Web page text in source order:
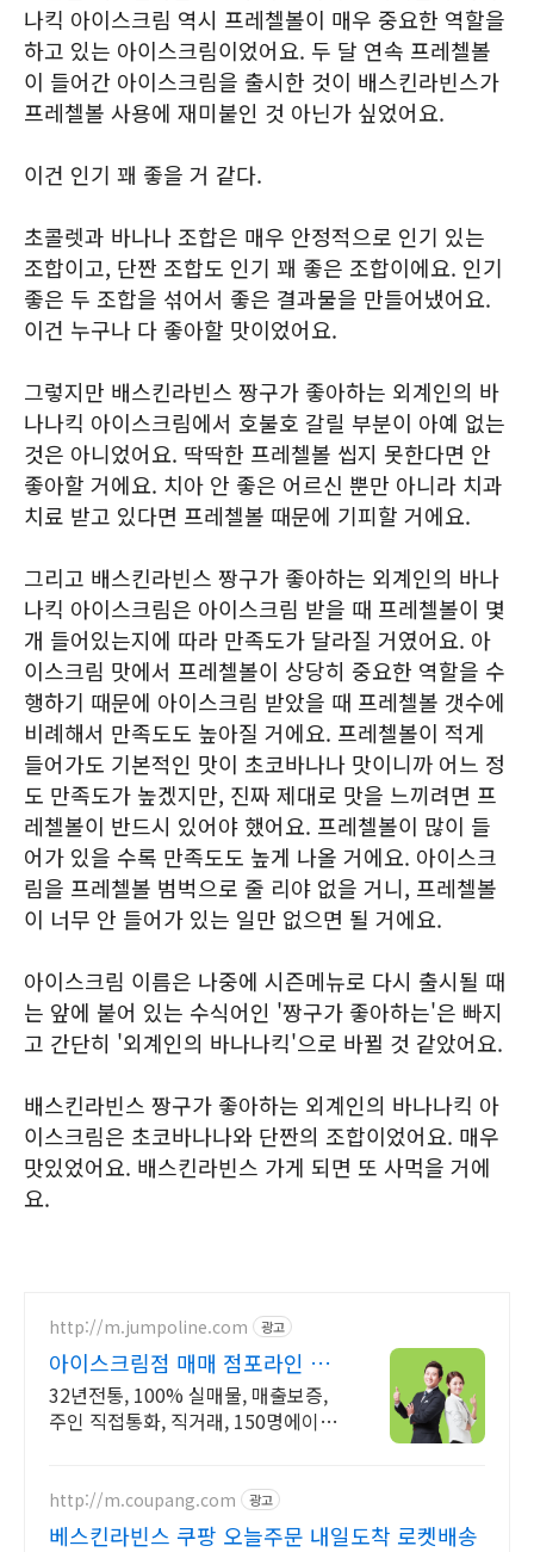
나킥 아이스크림 역시 프레첼볼이 매우 중요한 역할을
하고 있는 아이스크림이었어요. 두 달 연속 프레첼볼
이 들어간 아이스크림을 출시한 것이 배스킨라빈스가
프레첼볼 사용에 재미붙인 것 아닌가 싶었어요.
이건 인기 꽤 좋을 거 같다.
초콜렛과 바나나 조합은 매우 안정적으로 인기 있는
조합이고, 단짠 조합도 인기 꽤 좋은 조합이에요. 인기
좋은 두 조합을 섞어서 좋은 결과물을 만들어냈어요.
이건 누구나 다 좋아할 맛이었어요.
그렇지만 배스킨라빈스 짱구가 좋아하는 외계인의 바
나나킥 아이스크림에서 호불호 갈릴 부분이 아예 없는
것은 아니었어요. 딱딱한 프레첼볼 씹지 못한다면 안
좋아할 거에요. 치아 안 좋은 어르신 뿐만 아니라 치과
치료 받고 있다면 프레첼볼 때문에 기피할 거에요.
그리고 배스킨라빈스 짱구가 좋아하는 외계인의 바나
나킥 아이스크림은 아이스크림 받을 때 프레첼볼이 몇
개 들어있는지에 따라 만족도가 달라질 거였어요. 아
이스크림 맛에서 프레첼볼이 상당히 중요한 역할을 수
행하기 때문에 아이스크림 받았을 때 프레첼볼 갯수에
비례해서 만족도도 높아질 거에요. 프레첼볼이 적게
들어가도 기본적인 맛이 초코바나나 맛이니까 어느 정
도 만족도가 높겠지만, 진짜 제대로 맛을 느끼려면 프
레첼볼이 반드시 있어야 했어요. 프레첼볼이 많이 들
어가 있을 수록 만족도도 높게 나올 거에요. 아이스크
림을 프레첼볼 범벅으로 줄 리야 없을 거니, 프레첼볼
이 너무 안 들어가 있는 일만 없으면 될 거에요.
아이스크림 이름은 나중에 시즌메뉴로 다시 출시될 때
는 앞에 붙어 있는 수식어인 '짱구가 좋아하는'은 빠지
고 간단히 '외계인의 바나나킥'으로 바뀔 것 같았어요.
배스킨라빈스 짱구가 좋아하는 외계인의 바나나킥 아
이스크림은 초코바나나와 단짠의 조합이었어요. 매우
맛있었어요. 배스킨라빈스 가게 되면 또 사먹을 거에
요.
http://m.jumpoline.com 광고
아이스크림점 매매 점포라인 빠
른 직거래 & 안전중개거래
32년전통, 100% 실매물, 매출보증,
주인 직접통화, 직거래, 150명에이전
http://m.coupang.com 광고
베스킨라빈스 쿠팡 오늘주문 내일도착 로켓배송